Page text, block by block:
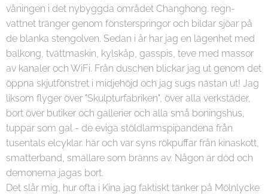
våningen i det nybyggda området Changhong. regn-
vattnet tränger genom fönsterspringor och bildar sjöar på
de blanka stengolven. Sedan i år har jag en lägenhet med
balkong, tvättmaskin, kylskåp, gasspis, teve med massor
av kanaler och WiFi. Från duschen blickar jag ut genom det
öppna skjutfönstret i midjehöjd och jag sugs nästan ut! Jag
liksom flyger över "Skulpturfabriken", över alla verkstäder,
bort över butiker och gallerier och alla små boningshus,
tuppar som gal - de eviga stöldlarmspipandena från
tusentals elcyklar. här och var syns rökpuffar från kinaskott,
smatterband, smällare som bränns av. Någon är död och
demonerna jagas bort.
Det slår mig, hur ofta i Kina jag faktiskt tänker på Mölnlycke